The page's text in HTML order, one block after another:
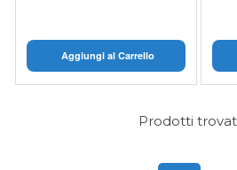
Aggiungi al Carrello
Prodotti